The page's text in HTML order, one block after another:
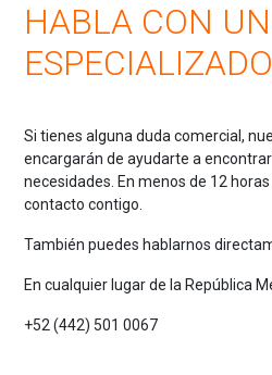
HABLA CON
ESPECIALIZADO
Si tienes alguna duda comercial,
encargarán de ayudarte a
necesidades. En menos de 12
contacto contigo.
También puedes hablarnos
En cualquier lugar de la República
+52 (442) 501 0067